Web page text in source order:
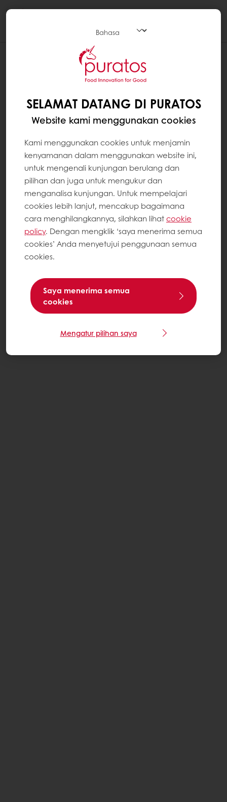
SELAMAT DATANG DI PURATOS
Website kami menggunakan cookies
Kami menggunakan cookies untuk menjamin
kenyamanan dalam menggunakan website ini,
untuk mengenali kunjungan berulang dan
pilihan dan juga untuk mengukur dan
menganalisa kunjungan. Untuk mempelajari
cookies lebih lanjut, mencakup bagaimana
cara menghilangkannya, silahkan lihatcookie
policy. Dengan mengklik ‘saya menerima semua
cookies’ Anda menyetujui penggunaan semua
cookies.
Saya menerima semua
cookies
Mengatur pilihan saya